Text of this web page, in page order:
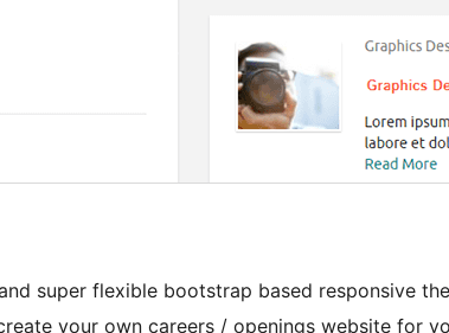
super flexible bootstrap based responsive
your own careers / openings website for